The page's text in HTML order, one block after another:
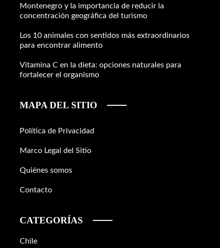
Montenegro y la importancia de reducir la
concentración geográfica del turismo
Los 10 animales con sentidos más extraordinarios
para encontrar alimento
Vitamina C en la dieta: opciones naturales para
fortalecer el organismo
MAPA DEL SITIO
Política de Privacidad
Marco Legal del Sitio
Quiénes somos
Contacto
CATEGORÍAS
Chile